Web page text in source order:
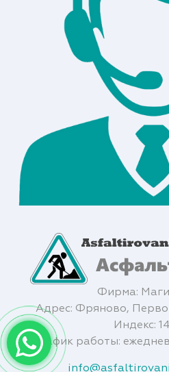
Фирма:
Адрес: Фряново,
Индекс:
График работы: